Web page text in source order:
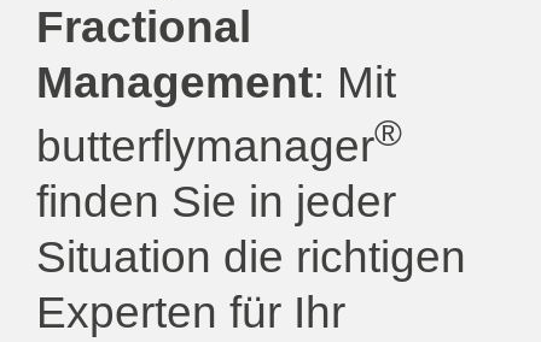
Fractional
Management: Mit
butterflymanager®
finden Sie in jeder
Situation die richtigen
Experten für Ihr